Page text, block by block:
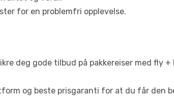
for en problemfri opplevelse.
deg gode tilbud på pakkereiser med fly +
og beste prisgaranti for at du får den